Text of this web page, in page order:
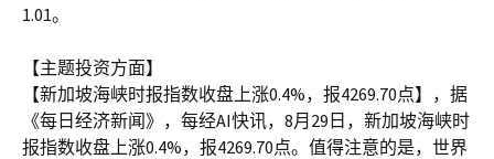
1.01。
【主题投资方面】
【新加坡海峡时报指数收盘上涨0.4%，报4269.70点】，据
《每日经济新闻》，每经AI快讯，8月29日，新加坡海峡时
报指数收盘上涨0.4%，报4269.70点。值得注意的是，世界